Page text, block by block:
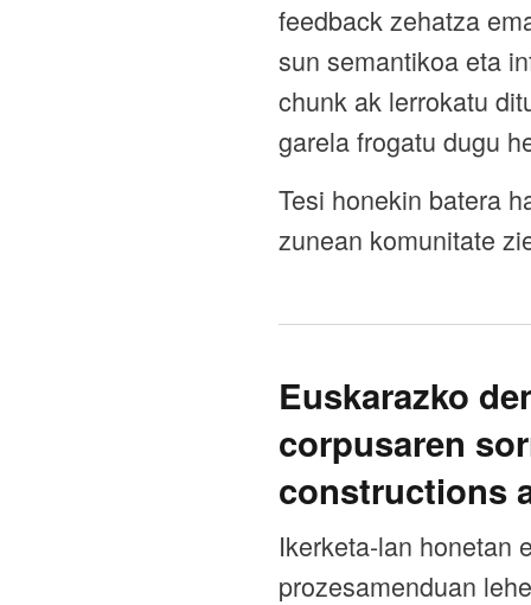
feedback zehatza
sun semantikoa eta
chunk ak lerrokatu
garela frogatu dugu
Tesi honekin batera
zunean komunitate
Euskarazko
corpusaren
constructions
Ikerketa-lan honetan
prozesamenduan